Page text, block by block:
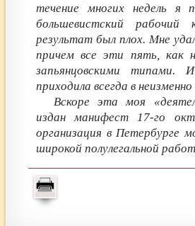
течение многих недель я
большевистский
результат был плох. Мне
причем все эти пять, как
запьянцовскими
приходила всегда в
Вскоре эта моя
издан манифест 17-го
организация в Петербурге
широкой полулегальной